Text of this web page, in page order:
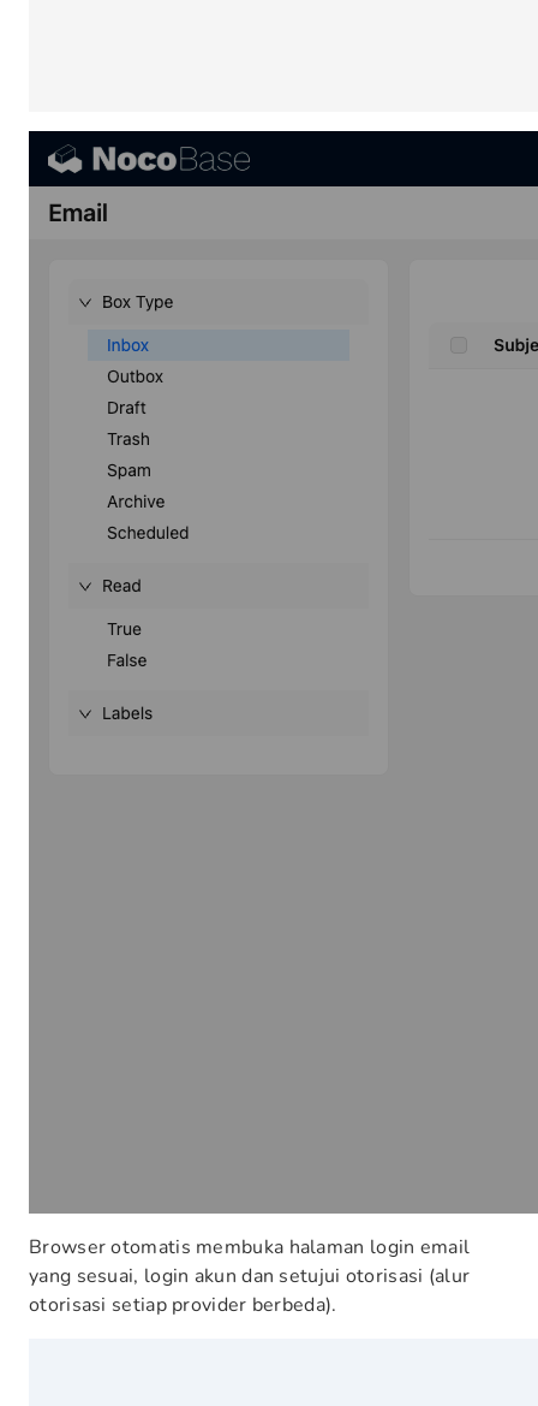
Browser otomatis membuka halaman login email
yang sesuai, login akun dan setujui otorisasi (alur
otorisasi setiap provider berbeda).